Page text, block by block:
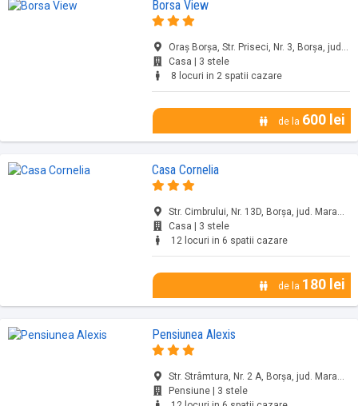
Borsa View
Oraş Borşa, Str. Priseci, Nr. 3, Borșa, jud. Maramureș
Casa | 3 stele
8 locuri in 2 spatii cazare
de la 600 lei
Casa Cornelia
Str. Cimbrului, Nr. 13D, Borșa, jud. Maramureș
Casa | 3 stele
12 locuri in 6 spatii cazare
de la 180 lei
Pensiunea Alexis
Str. Strâmtura, Nr. 2 A, Borșa, jud. Maramureș
Pensiune | 3 stele